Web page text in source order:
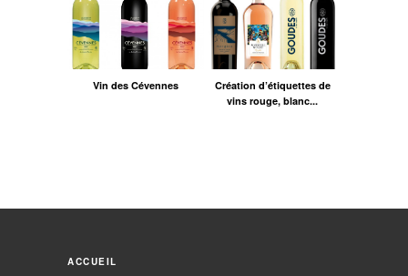
Vin des Cévennes
Création d’étiquettes de
vins rouge, blanc...
ACCUEIL